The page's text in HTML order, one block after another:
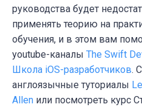
руководства будет
применять теорию на
обучения, и в этом вам
youtube-каналы The Swift
Школа iOS-разработчиков.
англоязычные туториалы
Allen или посмотреть курс